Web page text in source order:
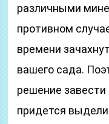
различными
противном
времени
вашего сада.
решение
придется